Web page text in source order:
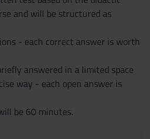
and will be structured as
- each correct answer is worth
answered in a limited space
way - each open answer is
be 60 minutes.